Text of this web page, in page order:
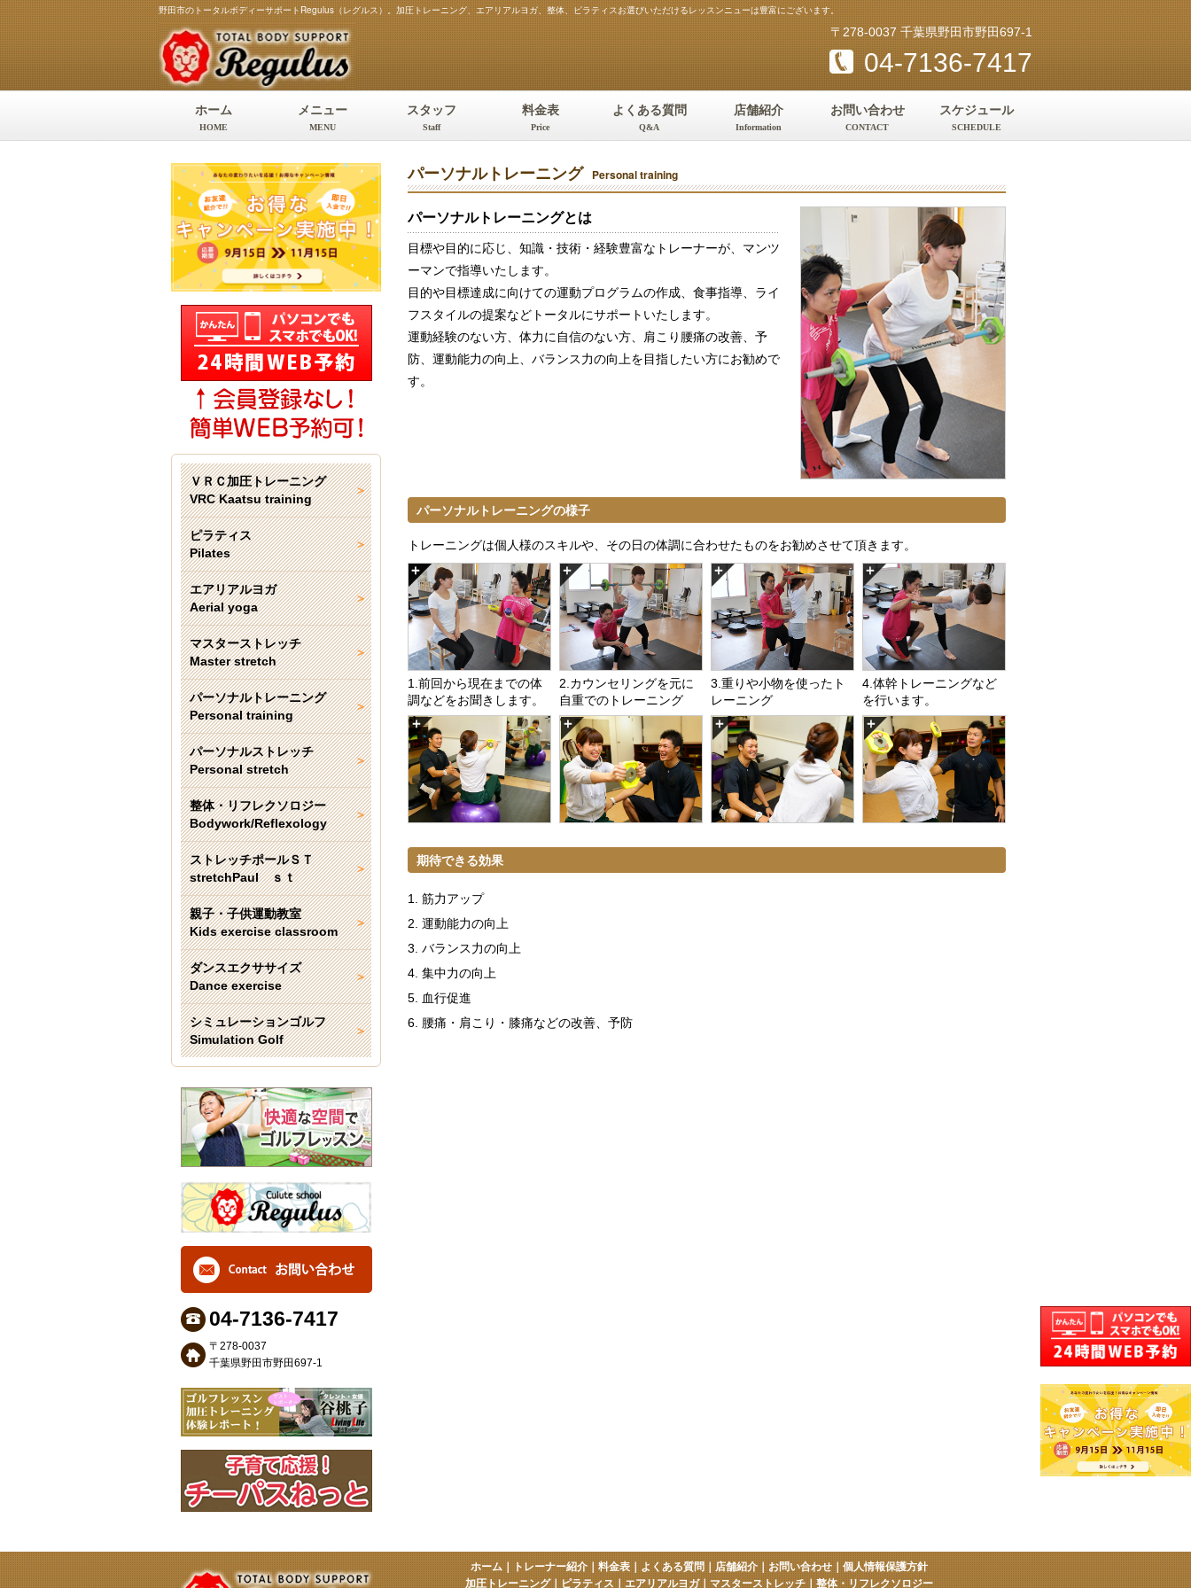
野田市のトータルボディーサポートRegulus（レグルス）。加圧トレーニング、エアリアルヨガ、整体、ピラティスお選びいただけるレッスンニューは豊富にございます。
〒278-0037 千葉県野田市野田697-1
04-7136-7417
ホーム
HOME
メニュー
MENU
スタッフ
Staff
料金表
Price
よくある質問
Q&A
店舗紹介
Information
お問い合わせ
CONTACT
スケジュール
SCHEDULE
ＶＲＣ加圧トレーニング
VRC Kaatsu training
ピラティス
Pilates
エアリアルヨガ
Aerial yoga
マスターストレッチ
Master stretch
パーソナルトレーニング
Personal training
パーソナルストレッチ
Personal stretch
整体・リフレクソロジー
Bodywork/Reflexology
ストレッチポールＳＴ
stretchPaul ｓｔ
親子・子供運動教室
Kids exercise classroom
ダンスエクササイズ
Dance exercise
シミュレーションゴルフ
Simulation Golf
04-7136-7417
〒278-0037
千葉県野田市野田697-1
パーソナルトレーニング Personal training
パーソナルトレーニングとは
目標や目的に応じ、知識・技術・経験豊富なトレーナーが、マンツ
ーマンで指導いたします。
目的や目標達成に向けての運動プログラムの作成、食事指導、ライ
フスタイルの提案などトータルにサポートいたします。
運動経験のない方、体力に自信のない方、肩こり腰痛の改善、予
防、運動能力の向上、バランス力の向上を目指したい方にお勧めで
す。
パーソナルトレーニングの様子
トレーニングは個人様のスキルや、その日の体調に合わせたものをお勧めさせて頂きます。
1.前回から現在までの体
調などをお聞きします。
2.カウンセリングを元に
自重でのトレーニング
3.重りや小物を使ったト
レーニング
4.体幹トレーニングなど
を行います。
期待できる効果
1. 筋力アップ
2. 運動能力の向上
3. バランス力の向上
4. 集中力の向上
5. 血行促進
6. 腰痛・肩こり・膝痛などの改善、予防
ホーム｜トレーナー紹介｜料金表｜よくある質問｜店舗紹介｜お問い合わせ｜個人情報保護方針
加圧トレーニング｜ピラティス｜エアリアルヨガ｜マスターストレッチ｜整体・リフレクソロジー